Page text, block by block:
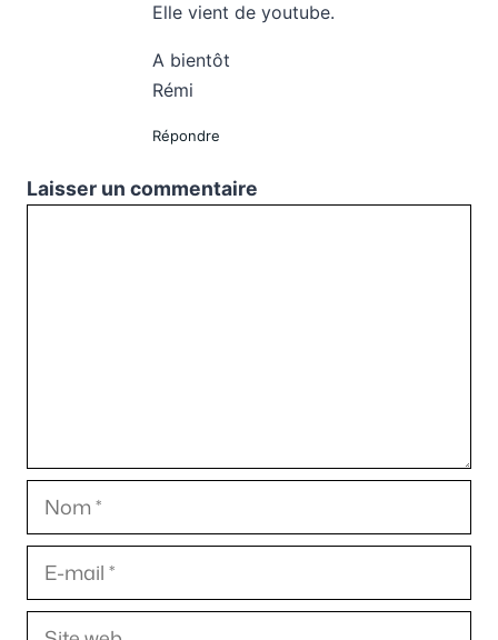
Elle vient de youtube.
A bientôt
Rémi
Répondre
Laisser un commentaire
Nom
E-
mail
Site